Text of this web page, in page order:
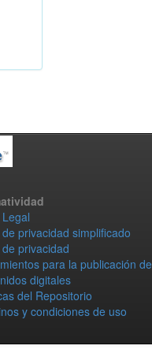
privacidad simplificado
privacidad
para la publicación de
digitales
del Repositorio
y condiciones de uso